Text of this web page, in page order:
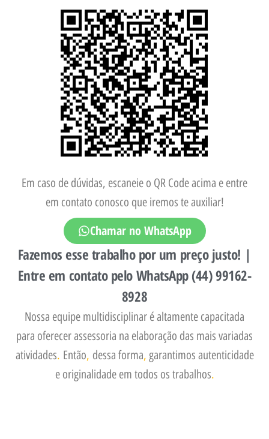
Em caso de dúvidas, escaneie o QR Code acima e entre
em contato conosco que iremos te auxiliar!
Chamar no WhatsApp
Fazemos esse trabalho por um preço justo! |
Entre em contato pelo WhatsApp (44) 99162-
8928
Nossa equipe multidisciplinar é altamente capacitada
para oferecer assessoria na elaboração das mais variadas
atividades. Então, dessa forma, garantimos autenticidade
e originalidade em todos os trabalhos.